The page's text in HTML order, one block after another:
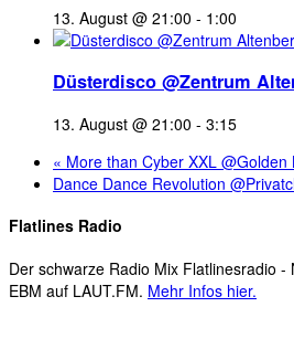
13. August @ 21:00 - 1:00
Düsterdisco @Zentrum
13. August @ 21:00 - 3:15
« More than Cyber XXL
Dance Dance Revolution
Flatlines Radio
Der schwarze Radio Mix Flatlinesradio -
EBM auf LAUT.FM. Mehr Infos hier.